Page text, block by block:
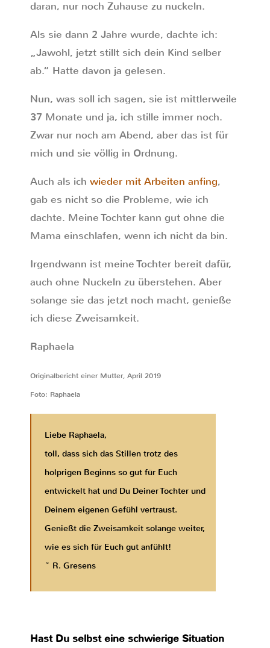
daran, nur noch Zuhause zu nuckeln.
Als sie dann 2 Jahre wurde, dachte ich:
„Jawohl, jetzt stillt sich dein Kind selber
ab.“ Hatte davon ja gelesen.
Nun, was soll ich sagen, sie ist mittlerweile
37 Monate und ja, ich stille immer noch.
Zwar nur noch am Abend, aber das ist für
mich und sie völlig in Ordnung.
Auch als ich wieder mit Arbeiten anfing,
gab es nicht so die Probleme, wie ich
dachte. Meine Tochter kann gut ohne die
Mama einschlafen, wenn ich nicht da bin.
Irgendwann ist meine Tochter bereit dafür,
auch ohne Nuckeln zu überstehen. Aber
solange sie das jetzt noch macht, genieße
ich diese Zweisamkeit.
Raphaela
Originalbericht einer Mutter, April 2019
Foto: Raphaela
Liebe Raphaela,
toll, dass sich das Stillen trotz des
holprigen Beginns so gut für Euch
entwickelt hat und Du Deiner Tochter und
Deinem eigenen Gefühl vertraust.
Genießt die Zweisamkeit solange weiter,
wie es sich für Euch gut anfühlt!
~ R. Gresens
Hast Du selbst eine schwierige Situation